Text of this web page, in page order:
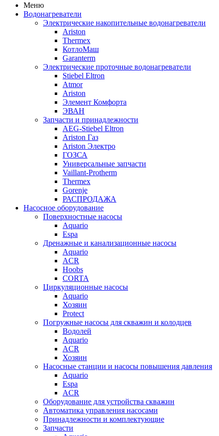
Меню
Водонагреватели
Электрические накопительные водонагреватели
Ariston
Thermex
КотлоМаш
Garanterm
Электрические проточные водонагреватели
Stiebel Eltron
Atmor
Ariston
Элемент Комфорта
ЭВАН
Запчасти и принадлежности
AEG-Stiebel Eltron
Ariston Газ
Ariston Электро
ГОЗСА
Универсальные запчасти
Vaillant-Protherm
Thermex
Gorenje
РАСПРОДАЖА
Насосное оборудование
Поверхностные насосы
Aquario
Espa
Дренажные и канализационные насосы
Aquario
ACR
Hoobs
CORTA
Циркуляционные насосы
Aquario
Хозяин
Protect
Погружные насосы для скважин и колодцев
Водолей
Aquario
ACR
Хозяин
Насосные станции и насосы повышения давления
Aquario
Espa
ACR
Оборудование для устройства скважин
Автоматика управления насосами
Принадлежности и комплектующие
Запчасти